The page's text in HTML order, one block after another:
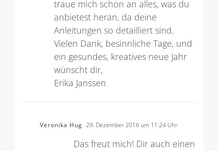
anbietest heran, da deine
Anleitungen so detailliert sind.
Vielen Dank, besinnliche Tage, und
ein gesundes, kreatives neue Jahr
wünscht dir,
Erika Janssen
Das freut mich! Dir auch einen
guten Rutsch :-)